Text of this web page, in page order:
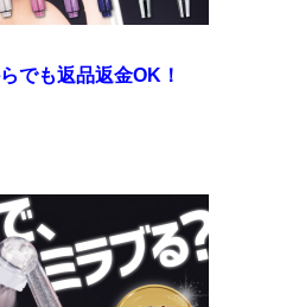
でも返品返金OK！